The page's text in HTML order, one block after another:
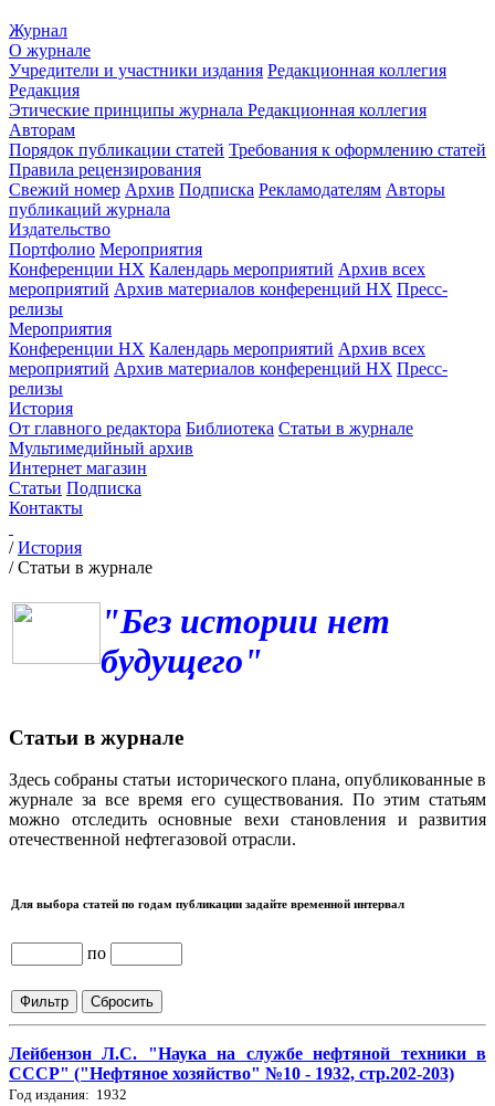
Журнал
О журнале
Учредители и участники издания Редакционная коллегия
Редакция
Этические принципы журнала Редакционная коллегия
Авторам
Порядок публикации статей Требования к оформлению статей
Правила рецензирования
Свежий номер Архив Подписка Рекламодателям Авторы
публикаций журнала
Издательство
Портфолио Мероприятия
Конференции НХ Календарь мероприятий Архив всех
мероприятий Архив материалов конференций НХ Пресс-
релизы
Мероприятия
Конференции НХ Календарь мероприятий Архив всех
мероприятий Архив материалов конференций НХ Пресс-
релизы
История
От главного редактора Библиотека Статьи в журнале
Мультимедийный архив
Интернет магазин
Статьи Подписка
Контакты
/История
/Статьи в журнале
"Без истории нет
будущего"
Статьи в журнале
Здесь собраны статьи исторического плана, опубликованные в
журнале за все время его существования. По этим статьям
можно отследить основные вехи становления и развития
отечественной нефтегазовой отрасли.
Для выбора статей по годам публикации задайте временной интервал
по
Лейбензон Л.С. "Наука на службе нефтяной техники в
СССР" ("Нефтяное хозяйство" №10 - 1932, стр.202-203)
Год издания: 1932